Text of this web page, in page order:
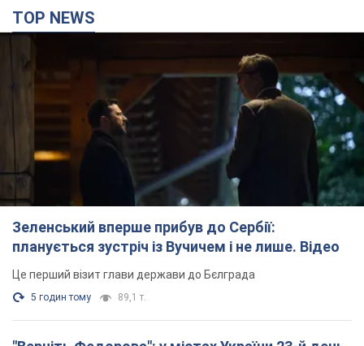
TOP NEWS
Зеленський вперше прибув до Сербії:
планується зустріч із Вучичем і не лише. Відео
Це перший візит глави держави до Бєлграда
5 годин тому 89,1 т.